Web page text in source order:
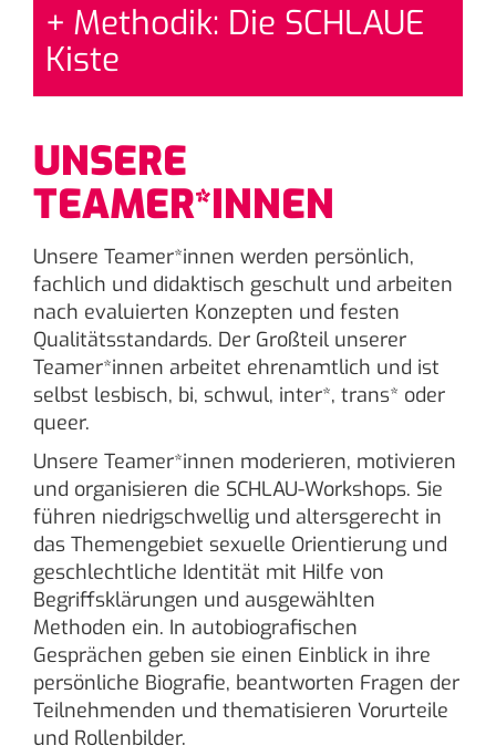
Methodik: Die SCHLAUE
Kiste
UNSERE
TEAMER*INNEN
Unsere Teamer*innen werden persönlich,
fachlich und didaktisch geschult und arbeiten
nach evaluierten Konzepten und festen
Qualitätsstandards. Der Großteil unserer
Teamer*innen arbeitet ehrenamtlich und ist
selbst lesbisch, bi, schwul, inter*, trans* oder
queer.
Unsere Teamer*innen moderieren, motivieren
und organisieren die SCHLAU-Workshops. Sie
führen niedrigschwellig und altersgerecht in
das Themengebiet sexuelle Orientierung und
geschlechtliche Identität mit Hilfe von
Begriffsklärungen und ausgewählten
Methoden ein. In autobiografischen
Gesprächen geben sie einen Einblick in ihre
persönliche Biografie, beantworten Fragen der
Teilnehmenden und thematisieren Vorurteile
und Rollenbilder.